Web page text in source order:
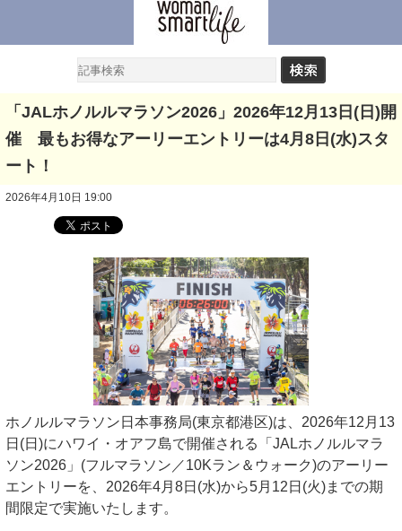
「JALホノルルマラソン2026」2026年12月13日(日)開
催 最もお得なアーリーエントリーは4月8日(水)スタ
ート！
2026年4月10日 19:00
ホノルルマラソン日本事務局(東京都港区)は、2026年12月13
日(日)にハワイ・オアフ島で開催される「JALホノルルマラ
ソン2026」(フルマラソン／10Kラン＆ウォーク)のアーリー
エントリーを、2026年4月8日(水)から5月12日(火)までの期
間限定で実施いたします。